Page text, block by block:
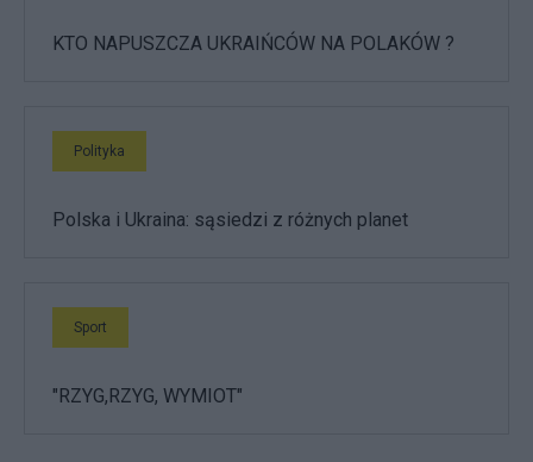
KTO NAPUSZCZA UKRAIŃCÓW NA POLAKÓW ?
Polityka
Polska i Ukraina: sąsiedzi z różnych planet
Sport
"RZYG,RZYG, WYMIOT"